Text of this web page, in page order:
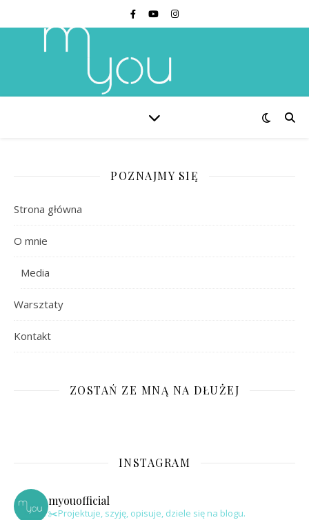
POZNAJMY SIĘ
Strona główna
O mnie
Media
Warsztaty
Kontakt
ZOSTAŃ ZE MNĄ NA DŁUŻEJ
INSTAGRAM
myouofficial
✂️Projektuje, szyję, opisuje, dziele się na blogu.